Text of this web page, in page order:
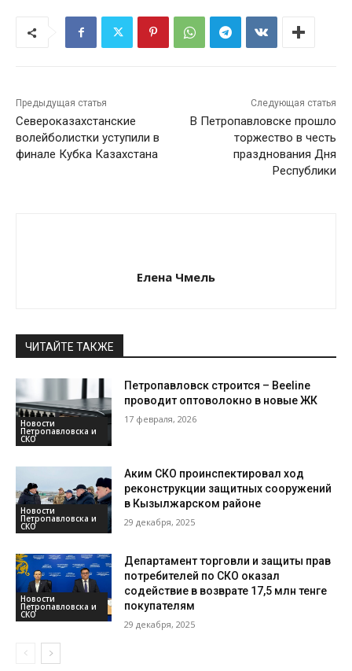
Предыдущая статья
Североказахстанские
волейболистки уступили в
финале Кубка Казахстана
Следующая статья
В Петропавловске прошло
торжество в честь
празднования Дня
Республики
Елена Чмель
ЧИТАЙТЕ ТАКЖЕ
Новости
Петропавловска и
СКО
Петропавловск строится – Beeline
проводит оптоволокно в новые ЖК
17 февраля, 2026
Новости
Петропавловска и
СКО
Аким СКО проинспектировал ход
реконструкции защитных сооружений
в Кызылжарском районе
29 декабря, 2025
Новости
Петропавловска и
СКО
Департамент торговли и защиты прав
потребителей по СКО оказал
содействие в возврате 17,5 млн тенге
покупателям
29 декабря, 2025